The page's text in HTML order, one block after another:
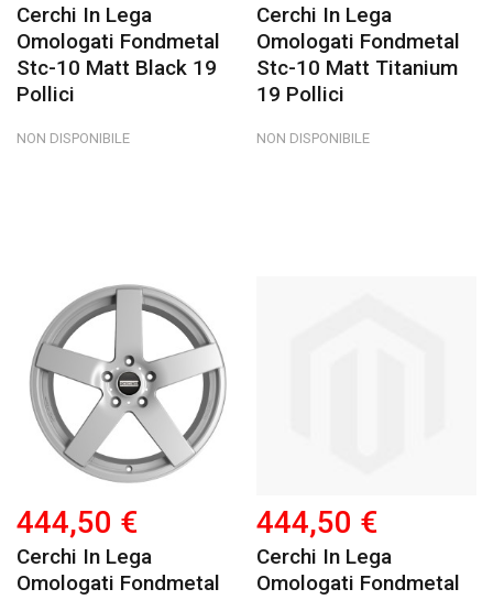
Cerchi In Lega
Omologati Fondmetal
Stc-10 Matt Black 19
Pollici
NON DISPONIBILE
Cerchi In Lega
Omologati Fondmetal
Stc-10 Matt Titanium
19 Pollici
NON DISPONIBILE
444,50 €
Cerchi In Lega
Omologati Fondmetal
444,50 €
Cerchi In Lega
Omologati Fondmetal